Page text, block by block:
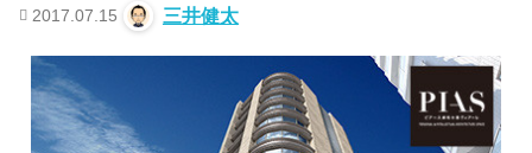
2017.07.15 三井健太